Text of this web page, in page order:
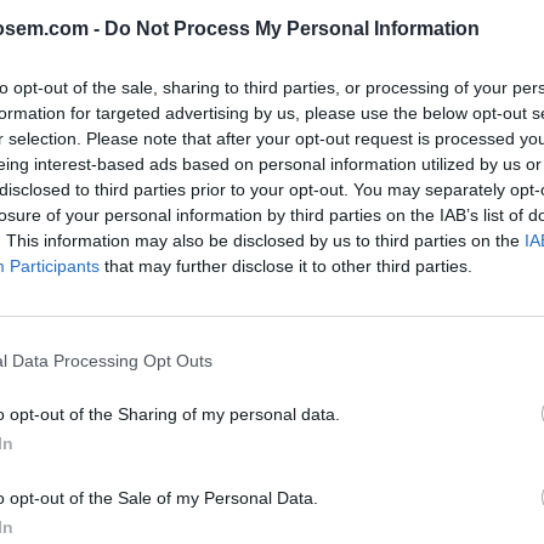
- Do Not Process My Personal Information
opt-out of the sale, sharing to third parties, or processing of your
for targeted advertising by us, please use the below opt-out
selection. Please note that after your opt-out request is processed
interest-based ads based on personal information utilized by us
to third parties prior to your opt-out. You may separately
of your personal information by third parties on the IAB’s list of
This information may also be disclosed by us to third parties on the
Participants that may further disclose it to other third parties.
Data Processing Opt Outs
opt-out of the Sharing of my personal data.
opt-out of the Sale of my Personal Data.
Ads gratis en 5 pasos
formación online gratuita de
en Publicidad para Móviles de
examen de publicidad para
examen de publicidad de
examen de campañas de